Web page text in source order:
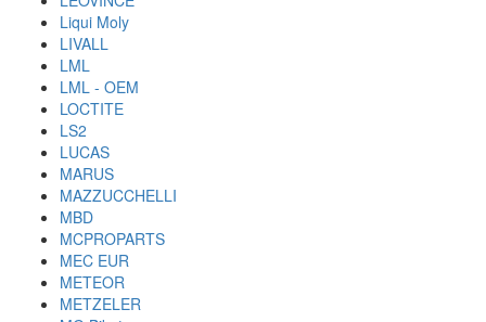
Liqui Moly
LIVALL
LML
LML - OEM
LOCTITE
LS2
LUCAS
MARUS
MAZZUCCHELLI
MBD
MCPROPARTS
MEC EUR
METEOR
METZELER